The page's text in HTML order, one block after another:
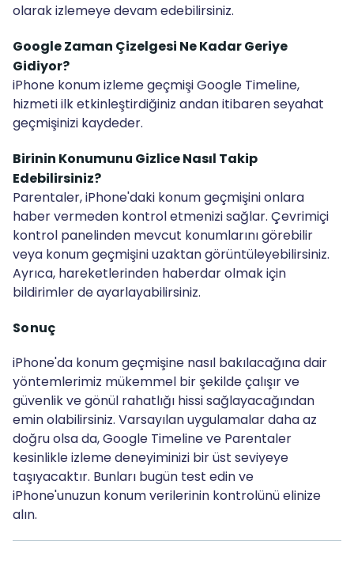
olarak izlemeye devam edebilirsiniz.
Google Zaman Çizelgesi Ne Kadar Geriye
Gidiyor?
iPhone konum izleme geçmişi Google Timeline,
hizmeti ilk etkinleştirdiğiniz andan itibaren seyahat
geçmişinizi kaydeder.
Birinin Konumunu Gizlice Nasıl Takip
Edebilirsiniz?
Parentaler, iPhone'daki konum geçmişini onlara
haber vermeden kontrol etmenizi sağlar. Çevrimiçi
kontrol panelinden mevcut konumlarını görebilir
veya konum geçmişini uzaktan görüntüleyebilirsiniz.
Ayrıca, hareketlerinden haberdar olmak için
bildirimler de ayarlayabilirsiniz.
Sonuç
iPhone'da konum geçmişine nasıl bakılacağına dair
yöntemlerimiz mükemmel bir şekilde çalışır ve
güvenlik ve gönül rahatlığı hissi sağlayacağından
emin olabilirsiniz. Varsayılan uygulamalar daha az
doğru olsa da, Google Timeline ve Parentaler
kesinlikle izleme deneyiminizi bir üst seviyeye
taşıyacaktır. Bunları bugün test edin ve
iPhone'unuzun konum verilerinin kontrolünü elinize
alın.